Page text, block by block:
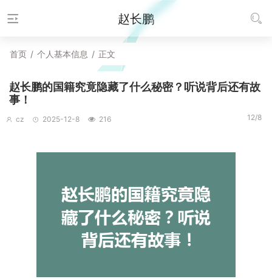
赵长鹏
首页 / 个人基本信息 / 正文
赵长鹏的国籍究竟隐藏了什么秘密？听说背后还有故
事！
cz 2025-12-8 216 12/8